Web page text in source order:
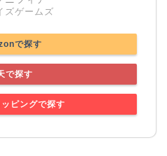
ズゲームズ
で探す
で探す
ピングで探す